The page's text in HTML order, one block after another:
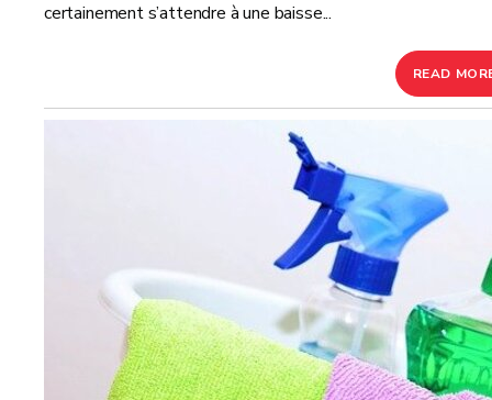
certainement s’attendre à une baisse...
READ